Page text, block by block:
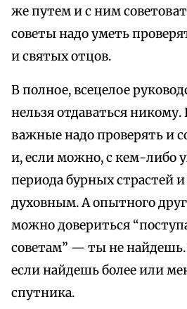
же путем и с ним
советы надо уметь
и святых отцов.
В полное, всецелое
нельзя отдаваться никому.
важные надо проверять и
и, если можно, с кем-
периода бурных страстей
духовным. А опытного
можно довериться
советам” — ты не найдешь.
если найдешь более или
спутника.